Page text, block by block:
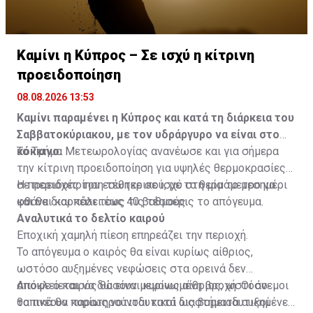
Καμίνι η Κύπρος – Σε ισχύ η κίτρινη
προειδοποίηση
08.08.2026 13:53
Καμίνι παραμένει η Κύπρος και κατά τη διάρκεια του
Σαββατοκύριακου, με τον υδράργυρο να είναι στο
κόκκινο.
Το Τμήμα Μετεωρολογίας ανανέωσε και για σήμερα
την κίτρινη προειδοποίηση για υψηλές θερμοκρασίες
σε περιοχές του εσωτερικού, με το θερμόμετρο να
φθάνει και πάλι τους 40 βαθμούς.
Η προειδοποίηση τέθηκε σε ισχύ στη μία το μεσημέρι
και θα διαρκέσει έως τις τέσσερις το απόγευμα.
Αναλυτικά το δελτίο καιρού
Εποχική χαμηλή πίεση επηρεάζει την περιοχή.
Το απόγευμα ο καιρός θα είναι κυρίως αίθριος,
ωστόσο αυξημένες νεφώσεις στα ορεινά δεν
αποκλείεται να δώσουν μεμονωμένη βροχή. Οι άνεμοι
θα πνέουν κυρίως νοτιοδυτικοί ως βορειοδυτικοί
Απόψε ο καιρός θα είναι κυρίως αίθριος, ωστόσο
τοπικά θα παρατηρούνται κατά διαστήματα αυξημένες